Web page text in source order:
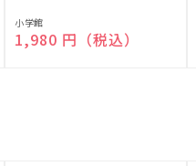
販
売
小学館
通常価格
1,980 円（税込）